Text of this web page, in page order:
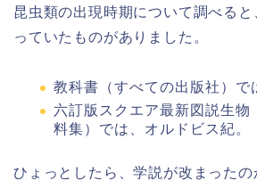
昆虫類の出現時期について調べる
っていたものがありました。
教科書（すべての出版社）で
六訂版スクエア最新図説生物
料集）では、オルドビス紀。
ひょっとしたら、学説が改まったの